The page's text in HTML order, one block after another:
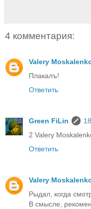
4 комментария:
Valery
Плакалъ!
Ответить
Green FiLin
2 Valery
Ответить
Valery
Рыдал, когда
В смысле,